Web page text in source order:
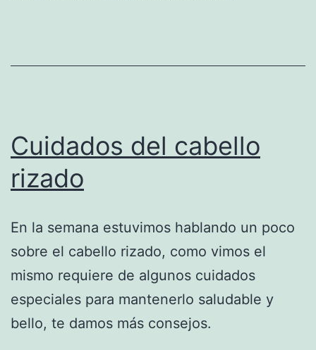
Cuidados del cabello
rizado
En la semana estuvimos hablando un poco
sobre el cabello rizado, como vimos el
mismo requiere de algunos cuidados
especiales para mantenerlo saludable y
bello, te damos más consejos.